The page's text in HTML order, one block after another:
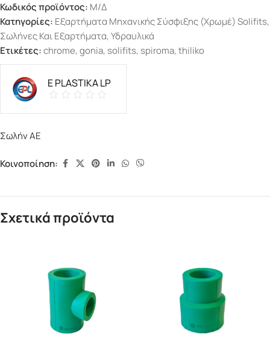
Κωδικός προϊόντος: Μ/Δ
Κατηγορίες: Εξαρτήματα Μηχανικής Σύσφιξης (χρωμέ) Solifits,
Σωλήνες Και Εξαρτήματα,Υδραυλικά
Ετικέτες:chrome,gonia, solifits, spiroma,thiliko
E PLASTIKA LP
Σωλήν ΑΕ
Κοινοποίηση:
Σχετικά προϊόντα